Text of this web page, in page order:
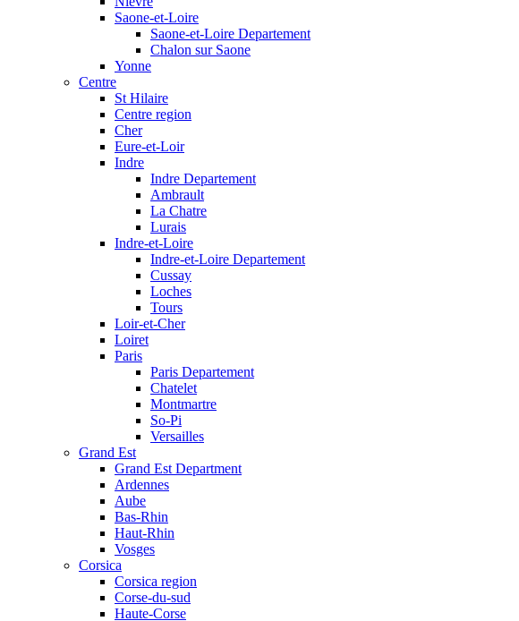
Saone-et-Loire
Saone-et-Loire Departement
Chalon sur Saone
Yonne
Centre
St Hilaire
Centre region
Cher
Eure-et-Loir
Indre
Indre Departement
Ambrault
La Chatre
Lurais
Indre-et-Loire
Indre-et-Loire Departement
Cussay
Loches
Tours
Loir-et-Cher
Loiret
Paris
Paris Departement
Chatelet
Montmartre
So-Pi
Versailles
Grand Est
Grand Est Department
Ardennes
Aube
Bas-Rhin
Haut-Rhin
Vosges
Corsica
Corsica region
Corse-du-sud
Haute-Corse